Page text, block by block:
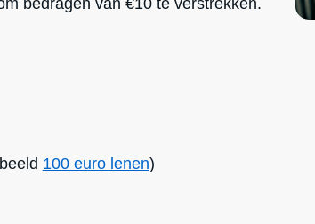
bedragen van €10 te verstrekken.
100 euro lenen)